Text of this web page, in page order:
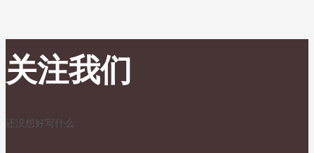
关注我们
还没想好写什么